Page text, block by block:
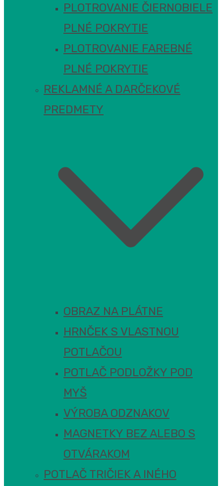
PLOTROVANIE ČIERNOBIELE
PLNÉ POKRYTIE
PLOTROVANIE FAREBNÉ
PLNÉ POKRYTIE
REKLAMNÉ A DARČEKOVÉ
PREDMETY
OBRAZ NA PLÁTNE
HRNČEK S VLASTNOU
POTLAČOU
POTLAČ PODLOŽKY POD
MYŠ
VÝROBA ODZNAKOV
MAGNETKY BEZ ALEBO S
OTVÁRAKOM
POTLAČ TRIČIEK A INÉHO